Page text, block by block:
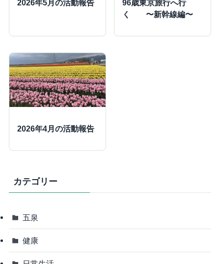
2026年5月の活動報告
96歳東京旅行へ行
く 〜新幹線編〜
2026年4月の活動報告
カテゴリー
五泉
健康